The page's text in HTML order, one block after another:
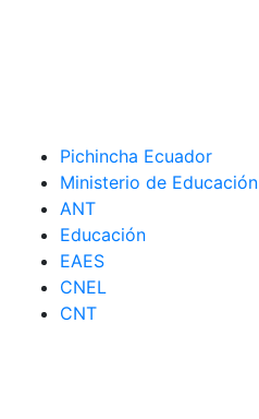
Pichincha Ecuador
Ministerio de Educación
ANT
Educación
EAES
CNEL
CNT